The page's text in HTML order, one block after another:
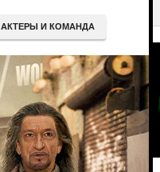
АКТЕРЫ И КОМАНДА